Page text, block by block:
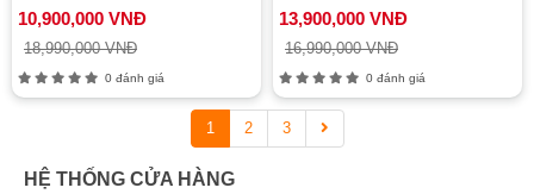
10,900,000 VNĐ
18,990,000 VNĐ
0 đánh giá
13,900,000 VNĐ
16,990,000 VNĐ
0 đánh giá
1 2 3
HỆ THỐNG CỬA HÀNG